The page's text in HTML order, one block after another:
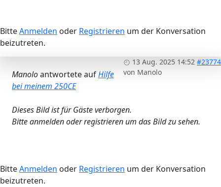
BitteAnmelden oder Registrieren um der Konversation
beizutreten.
13 Aug. 2025 14:52 #23774
von Manolo
Manoloantwortete aufHilfe
bei meinem 250CE
Dieses Bild ist für Gäste verborgen.
Bitte anmelden oder registrieren um das Bild zu sehen.
BitteAnmelden oder Registrieren um der Konversation
beizutreten.